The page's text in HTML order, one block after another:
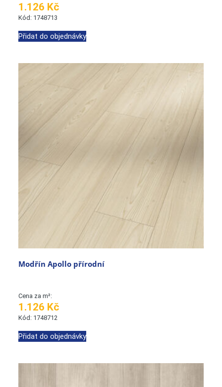
1.126 Kč
Kód: 1748713
Přidat do objednávky
Modřín Apollo přírodní
Cena za m²:
1.126 Kč
Kód: 1748712
Přidat do objednávky